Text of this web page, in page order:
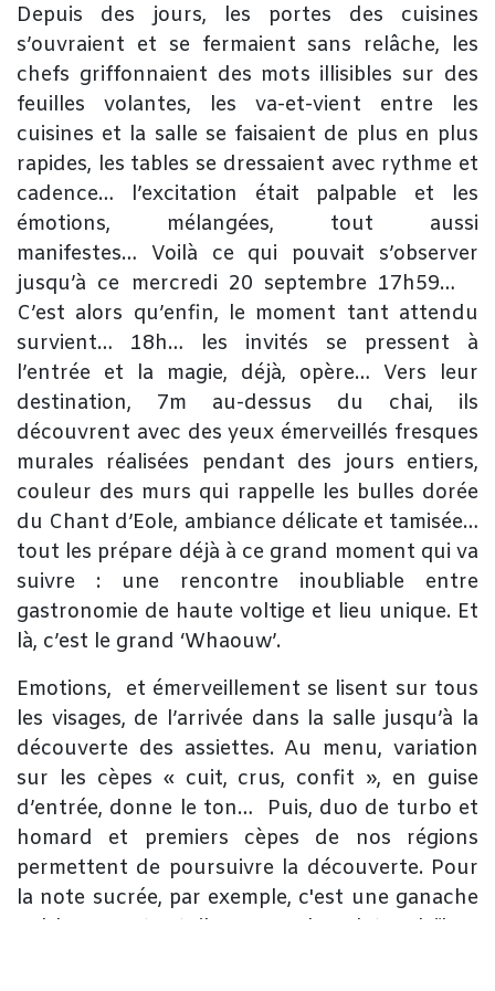
​Depuis des jours, les portes des cuisines
s’ouvraient et se fermaient sans relâche, les
chefs griffonnaient des mots illisibles sur des
feuilles volantes, les va-et-vient entre les
cuisines et la salle se faisaient de plus en plus
rapides, les tables se dressaient avec rythme et
cadence… l’excitation était palpable et les
émotions, mélangées, tout aussi
manifestes… Voilà ce qui pouvait s’observer
jusqu’à ce mercredi 20 septembre 17h59… ​
C’est alors qu’enfin, le moment tant attendu
survient… 18h… les invités se pressent à
l’entrée et la magie, déjà, opère… Vers leur
destination, 7m au-dessus du chai, ils
découvrent avec des yeux émerveillés fresques
murales réalisées pendant des jours entiers,
couleur des murs qui rappelle les bulles dorée
du Chant d’Eole, ambiance délicate et tamisée…
tout les prépare déjà à ce grand moment qui va
suivre : une rencontre inoubliable entre
gastronomie de haute voltige et lieu unique. Et
là, c’est le grand ‘Whaouw’.
​Emotions, et émerveillement se lisent sur tous
les visages, de l’arrivée dans la salle jusqu’à la
découverte des assiettes. Au menu, variation
sur les cèpes « cuit, crus, confit », en guise
d’entrée, donne le ton… Puis, duo de turbo et
homard et premiers cèpes de nos régions
permettent de poursuivre la découverte. Pour
la note sucrée, par exemple, c'est une ganache
Valrhona et tuile au chocolat, daïkon